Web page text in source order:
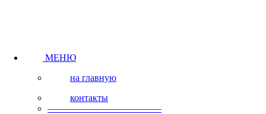
МЕНЮ
на главную
контакты
————————————